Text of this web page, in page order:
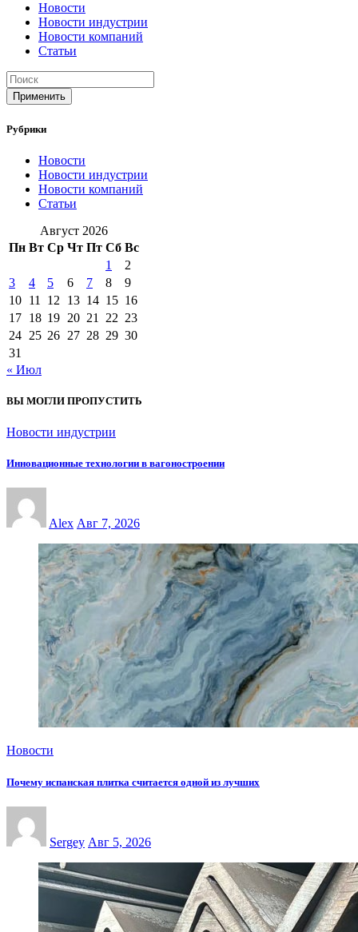
Новости
Новости индустрии
Новости компаний
Статьи
Применить
Рубрики
Новости
Новости индустрии
Новости компаний
Статьи
Август 2026
Пн Вт Ср Чт Пт Сб Вс
1
2
3
4 5 6 7 8
9
10 11 12 13 14 15 16
17 18 19 20 21 22 23
24 25 26 27 28 29 30
31
« Июл
ВЫ МОГЛИ ПРОПУСТИТЬ
Новости индустрии
Инновационные технологии в вагоностроении
Alex Авг 7, 2026
Новости
Почему испанская плитка считается одной из лучших
Sergey Авг 5, 2026